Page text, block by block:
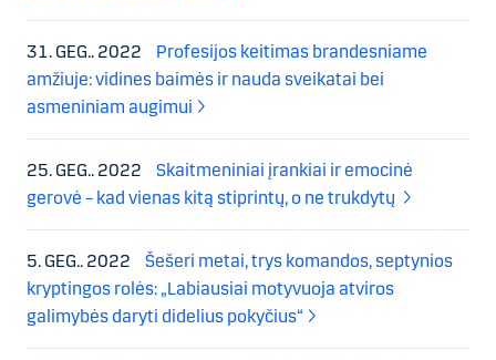
31. GEG.. 2022
Profesijos keitimas brandesniame
amžiuje: vidines baimės ir nauda sveikatai bei
asmeniniam augimui
25. GEG.. 2022
Skaitmeniniai įrankiai ir emocinė
gerovė – kad vienas kitą stiprintų, o ne trukdytų
5. GEG.. 2022
Šešeri metai, trys komandos, septynios
kryptingos rolės: „Labiausiai motyvuoja atviros
galimybės daryti didelius pokyčius“